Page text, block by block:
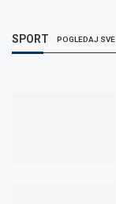
SPORT POGLEDAJ SVE